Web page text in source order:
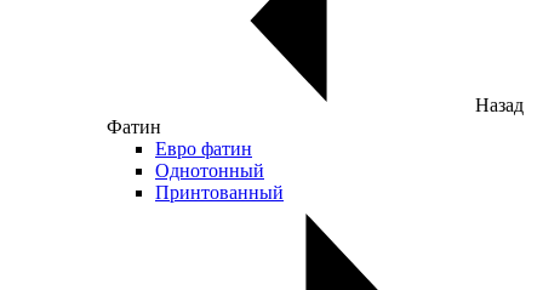
Назад
Фатин
Евро фатин
Однотонный
Принтованный